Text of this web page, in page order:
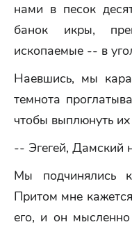
нами в песок
банок икры,
ископаемые -- в
Наевшись, мы
темнота
чтобы выплюнуть
-- Эгегей, Дамский
Мы подчинялись
Притом мне
его, и он